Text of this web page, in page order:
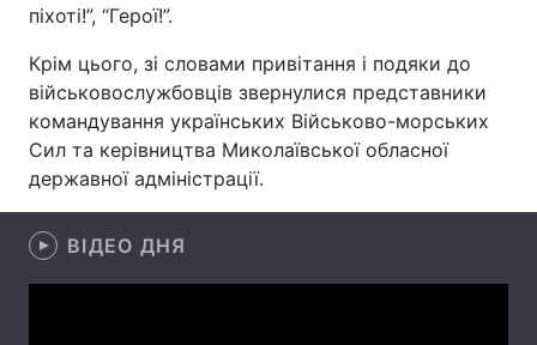
Економіка
Спорт Наука
Техно і зв'язок Лайт
Зброя
Здоров'я
Цікавинки Погода
піхоті!”, “Герої!”.
Крім цього, зі словами привітання і подяки до
військовослужбовців звернулися представники
командування українських Військово-морських
Сил та керівництва Миколаївської обласної
державної адміністрації.
ВІДЕО ДНЯ